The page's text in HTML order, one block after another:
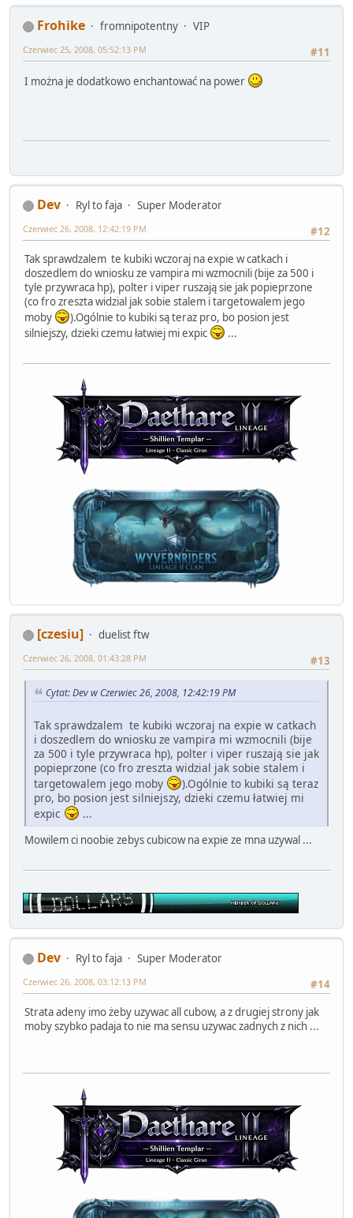
Frohike fromnipotentny
VIP
#11
Czerwiec 25, 2008, 05:52:13 PM
I można je dodatkowo enchantować na power
Dev Ryl to faja
Super Moderator
#12
Czerwiec 26, 2008, 12:42:19 PM
Tak sprawdzalem te kubiki wczoraj na expie w catkach i
doszedlem do wniosku ze vampira mi wzmocnili (bije za 500 i
tyle przywraca hp), polter i viper ruszają sie jak popieprzone
(co fro zreszta widzial jak sobie stalem i targetowalem jego
moby
).Ogólnie to kubiki są teraz pro, bo posion jest
silniejszy, dzieki czemu łatwiej mi expic
...
[czesiu]
duelist ftw
#13
Czerwiec 26, 2008, 01:43:28 PM
Cytat: Dev w Czerwiec 26, 2008, 12:42:19 PM
Tak sprawdzalem te kubiki wczoraj na expie w catkach
i doszedlem do wniosku ze vampira mi wzmocnili (bije
za 500 i tyle przywraca hp), polter i viper ruszają sie jak
popieprzone (co fro zreszta widzial jak sobie stalem i
targetowalem jego moby
).Ogólnie to kubiki są teraz
pro, bo posion jest silniejszy, dzieki czemu łatwiej mi
expic
...
Mowilem ci noobie zebys cubicow na expie ze mna uzywal ...
Dev Ryl to faja
Super Moderator
#14
Czerwiec 26, 2008, 03:12:13 PM
Strata adeny imo żeby uzywac all cubow, a z drugiej strony jak
moby szybko padaja to nie ma sensu uzywac zadnych z nich ...